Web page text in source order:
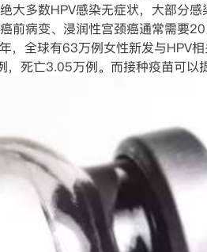
大多数HPV感染无症状，大部分
前病变、浸润性宫颈癌通常需要20
，全球有63万例女性新发与HPV
死亡3.05万例。而接种疫苗可以